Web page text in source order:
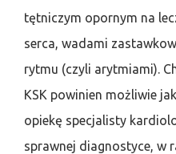
tętniczym opornym na
serca, wadami
rytmu (czyli arytmiami).
KSK powinien możliwie
opiekę specjalisty
sprawnej diagnostyce, w